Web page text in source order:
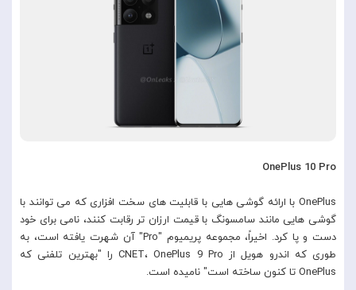
OnePlus 10 Pro
OnePlus با ارائه گوشی هایی با قابلیت های سخت افزاری که می توانند با
گوشی هایی مانند سامسونگ با قیمت ارزان تر رقابت کنند، نامی برای خود
دست و پا کرد. اخیراً، مجموعه پریمیوم "Pro" آن شهرت یافته است، به
طوری که اندرو هویل از CNET، OnePlus 9 Pro را "بهترین تلفنی که
OnePlus تا کنون ساخته است" نامیده است.